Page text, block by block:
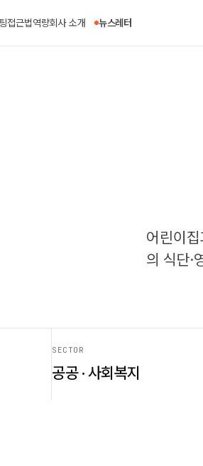
접근법역량회사 소개 뉴스레터
어린이
의 식단·
SECTOR
공공 · 사회복지